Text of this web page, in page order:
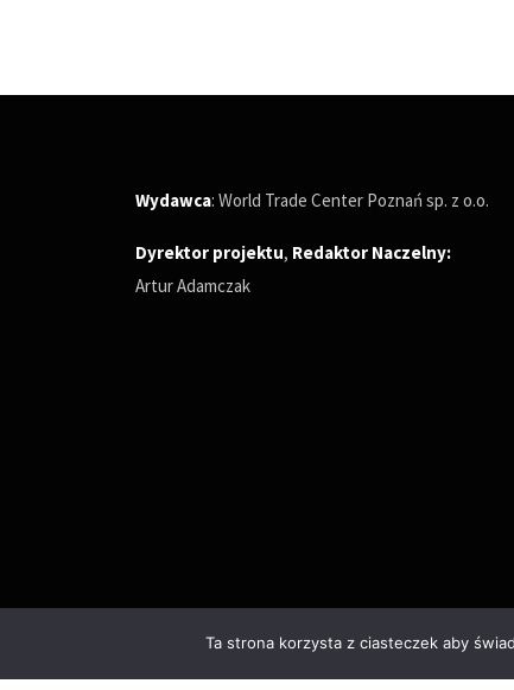
Wydawca: World Trade Center Poznań sp. z o.o.
Dyrektor projektu, Redaktor Naczelny:
Artur Adamczak
Ta strona korzysta z ciasteczek aby